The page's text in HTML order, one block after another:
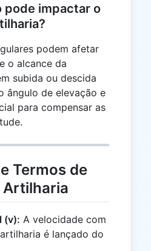
pode impactar o
podem afetar
o alcance da
subida ou descida
ângulo de elevação e
para compensar as
Termos de
Artilharia
(v): A velocidade com
é lançado do